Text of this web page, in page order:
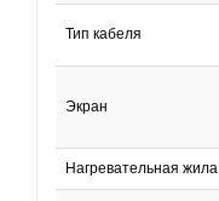
Тип кабеля
Экран
Нагревательная жила